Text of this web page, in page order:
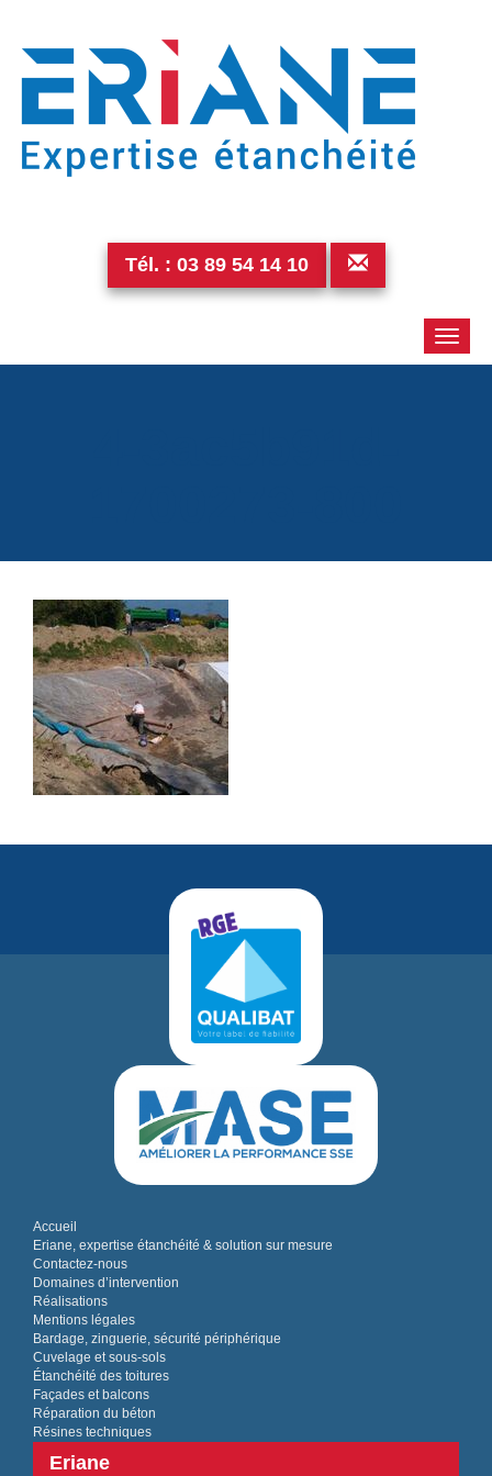
Tél. : 03 89 54 14 10
Toggle
Accueil
Eriane, expertise étanchéité & solution sur mesure
Contactez-nous
Domaines d’intervention
Réalisations
Mentions légales
Bardage, zinguerie, sécurité périphérique
Cuvelage et sous-sols
Étanchéité des toitures
Façades et balcons
Réparation du béton
Résines techniques
Eriane